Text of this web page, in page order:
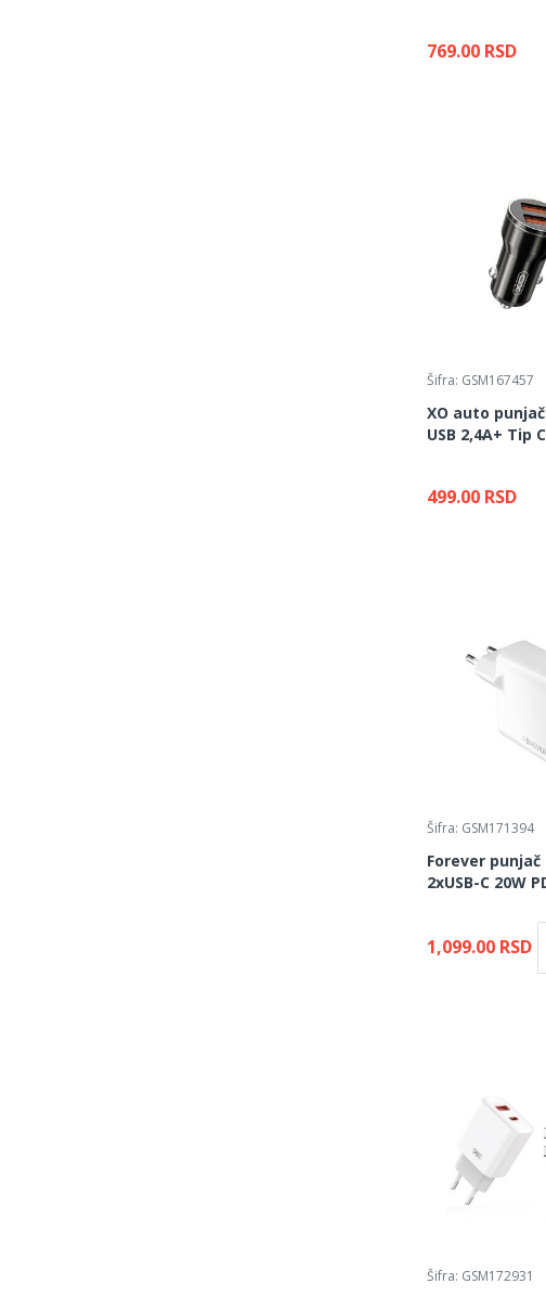
769.00 RSD
Šifra: GSM167457
XO auto punjač
USB 2,4A+ Tip
499.00 RSD
Šifra: GSM171394
Forever punjač
2xUSB-C 20W
1,099.00 RSD
Šifra: GSM172931